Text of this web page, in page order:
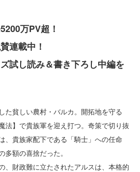
万PV超！
連載中！
試し読み＆書き下ろし中編を
た貧しい農村・バルカ。開拓地を守る
法】で貴族軍を迎え打つ。奇策で切り抜
、貴族家配下である「騎士」への任命
多額の喜捨だった。
、財政難に立たされたアルスは、本格的